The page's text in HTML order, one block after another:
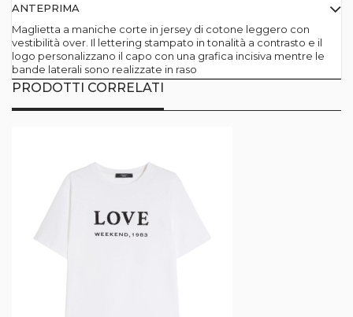
ANTEPRIMA
Maglietta a maniche corte in jersey di cotone leggero con
vestibilità over. Il lettering stampato in tonalità a contrasto e il
logo personalizzano il capo con una grafica incisiva mentre le
bande laterali sono realizzate in raso
PRODOTTI CORRELATI